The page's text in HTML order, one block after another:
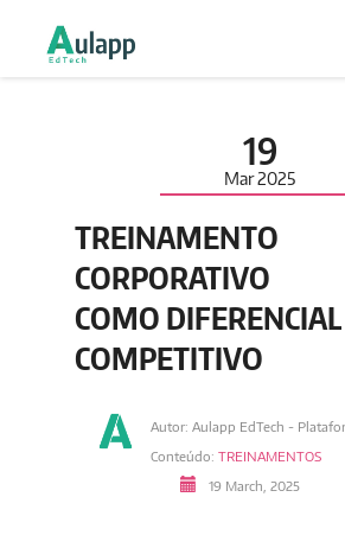
19
Mar2025
TREINAMENTO
CORPORATIVO
COMO DIFERENCIAL
COMPETITIVO
Autor: Aulapp EdTech -
Conteúdo: TREINAMENTOS
19 March, 2025